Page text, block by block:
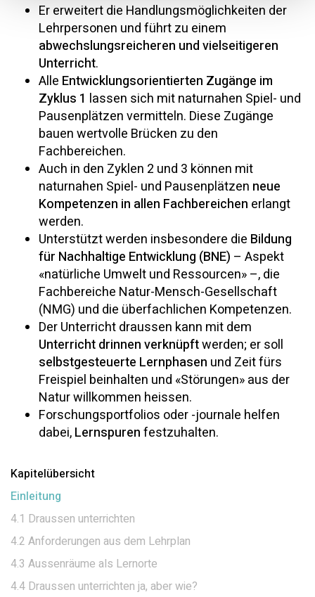
Er erweitert die Handlungsmöglichkeiten der
Lehrpersonen und führt zu einem
abwechslungsreicheren und vielseitigeren
Unterricht.
Alle Entwicklungsorientierten Zugänge im
Zyklus 1 lassen sich mit naturnahen Spiel- und
Pausenplätzen vermitteln. Diese Zugänge
bauen wertvolle Brücken zu den
Fachbereichen.
Auch in den Zyklen 2 und 3 können mit
naturnahen Spiel- und Pausenplätzen neue
Kompetenzen in allen Fachbereichen erlangt
werden.
Unterstützt werden insbesondere die Bildung
für Nachhaltige Entwicklung (BNE) – Aspekt
«natürliche Umwelt und Ressourcen» –, die
Fachbereiche Natur-Mensch-Gesellschaft
(NMG) und die überfachlichen Kompetenzen.
Der Unterricht draussen kann mit dem
Unterricht drinnen verknüpftwerden; er soll
selbstgesteuerte Lernphasen und Zeit fürs
Freispiel beinhalten und «Störungen» aus der
Natur willkommen heissen.
Forschungsportfolios oder -journale helfen
dabei,Lernspurenfestzuhalten.
Kapitelübersicht
Einleitung
4.1 Draussen unterrichten
4.2 Anforderungen aus dem Lehrplan
4.3 Aussenräume als Lernorte
4.4 Draussen unterrichten ja, aber wie?